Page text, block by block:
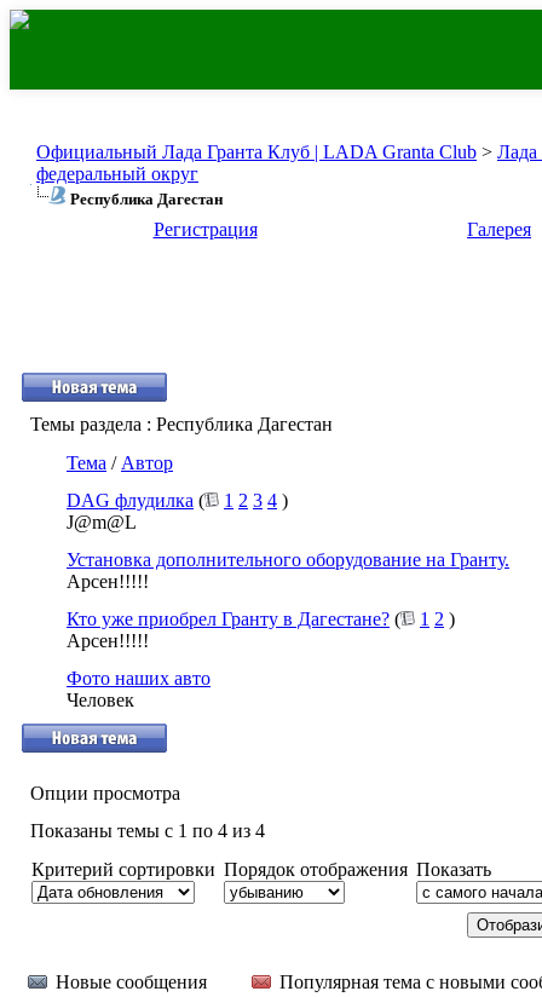
Официальный Лада Гранта Клуб | LADA Granta Club > Лада
федеральный округ
Республика Дагестан
Регистрация Галерея
Темы раздела : Республика Дагестан
Тема / Автор
DAG флудилка ( 1 2 3 4 )
J@m@L
Установка дополнительного оборудование на Гранту.
Арсен!!!!!
Кто уже приобрел Гранту в Дагестане? ( 1 2 )
Арсен!!!!!
Фото наших авто
Человек
Опции просмотра
Показаны темы с 1 по 4 из 4
Критерий сортировки Порядок отображения Показать
Новые сообщения
Популярная тема с новыми